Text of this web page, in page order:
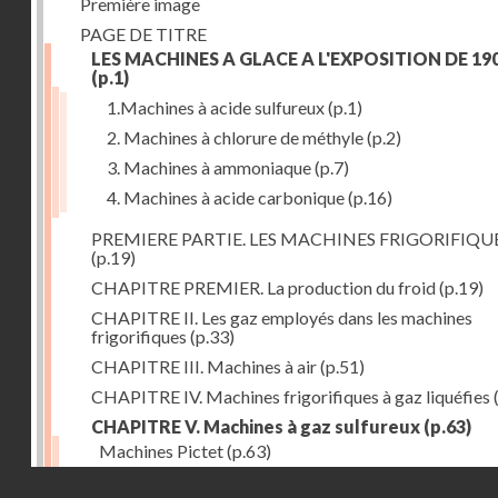
PAGE DE TITRE
LES MACHINES A GLACE A L'EXPOSITION DE
(p.1)
1.Machines à acide sulfureux(p.1)
2. Machines à chlorure de méthyle(p.2)
3. Machines à ammoniaque(p.7)
4. Machines à acide carbonique(p.16)
PREMIERE PARTIE. LES MACHINES
(p.19)
CHAPITRE PREMIER. La production du froid(p.19)
CHAPITRE II. Les gaz employés dans les machines
frigorifiques (p.33)
CHAPITRE III. Machines à air(p.51)
CHAPITRE IV. Machines frigorifiques à gaz liquéfies
CHAPITRE V. Machines à gaz sulfureux (p.63)
Machines Pictet(p.63)